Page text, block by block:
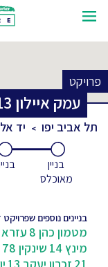
פרויקט
עמק איילון
תל אביב יפו יד
בניין
מאוכלס
בניינים נוספים
מטמון כהן 8 עזרא
מינץ 14
שינקין 78
21 זכרון יעקב 13